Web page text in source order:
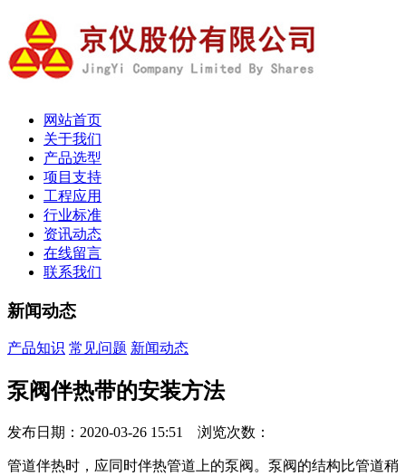
网站首页
关于我们
产品选型
项目支持
工程应用
行业标准
资讯动态
在线留言
联系我们
新闻动态
产品知识 常见问题 新闻动态
泵阀伴热带的安装方法
发布日期：2020-03-26 15:51 浏览次数：
管道伴热时，应同时伴热管道上的泵阀。泵阀的结构比管道稍